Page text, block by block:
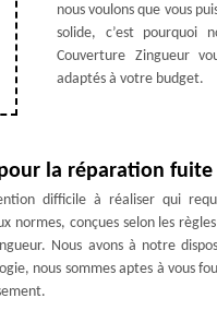
nous voulons que vous
solide, c’est pourquoi
Couverture Zingueur
adaptés à votre budget.
la réparation
difficile à réaliser qui
conçues selon les
Nous avons à notre
nous sommes aptes à vous